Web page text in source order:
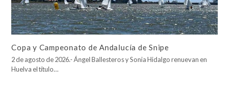
Copa y Campeonato de Andalucía de Snipe
2 de agosto de 2026.- Ángel Ballesteros y Sonia Hidalgo renuevan en
Huelva el título…